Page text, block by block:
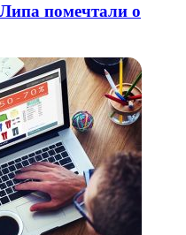
помечтали о